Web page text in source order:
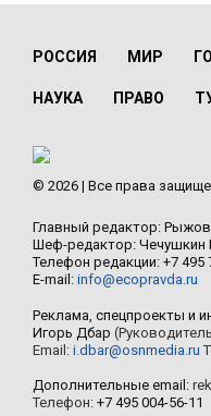
РОССИЯ МИР
НАУКА ПРАВО
© 2026 | Все права
Главный редактор:
Шеф-редактор: Чечушкин
Телефон редакции: +7 495
E-mail: info@ecopravda.ru
Реклама, спецпроекты и
Игорь Дбар
Email: i.dbar@osnmedia.ru
Дополнительные email:
Телефон: +7 495 004-56-11